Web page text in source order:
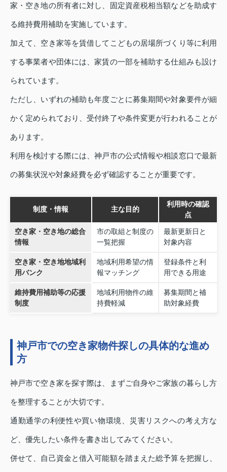
家・空き地の所有者に対し、固定資産税相当額などを助成す
る維持費用補助を実施しています。
加えて、空き家等を賃借してこどもの居場所づくり等に利用
する事業者や団体には、家賃の一部を補助する仕組みも設け
られています。
ただし、いずれの補助も年度ごとに募集期間や対象要件が細
かく定められており、受付終了や条件変更が行われることが
あります。
利用を検討する際には、神戸市の公式情報や相談窓口で最新
の募集状況や対象経費を必ず確認することが重要です。
制度・情報 主な目的
利用時の確認
点
空き家・空き地の総合
情報
市の取組と制度の
一覧把握
最新更新日と
対象内容
空き家・空き地地域利
用バンク
地域利用希望の情
報マッチング
登録条件と利
用できる用途
維持費用補助等の応援
制度
地域利用物件の維
持費軽減
募集期間と補
助対象経費
神戸市での空き家物件探しの具体的な進め
方
神戸市で空き家を探す際は、まずご自身やご家族の暮らし方
を整理することが大切です。
通勤通学の利便性や買い物環境、災害リスクへの考え方な
ど、優先したい条件を書き出してみてください。
併せて、自己資金と借入可能額を踏まえた総予算を把握し、